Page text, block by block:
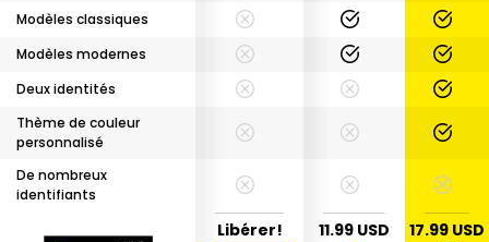
Modèles classiques
Modèles modernes
Deux identités
Thème de couleur
personnalisé
De nombreux
identifiants
Libérer! 11.99 USD 17.99 USD